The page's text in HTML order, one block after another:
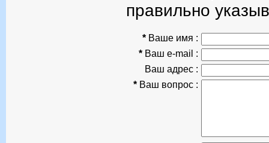
правильно
* Ваше имя :
* Ваш e-mail :
Ваш адрес :
* Ваш вопрос :